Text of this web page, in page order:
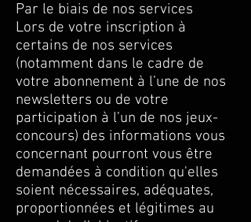
​Par le biais de nos services
Lors de votre inscription à
certains de nos services
(notamment dans le cadre de
votre abonnement à l’une de nos
newsletters ou de votre
participation à l’un de nos jeux-
concours) des informations vous
concernant pourront vous être
demandées à condition qu'elles
soient nécessaires, adéquates,
proportionnées et légitimes au